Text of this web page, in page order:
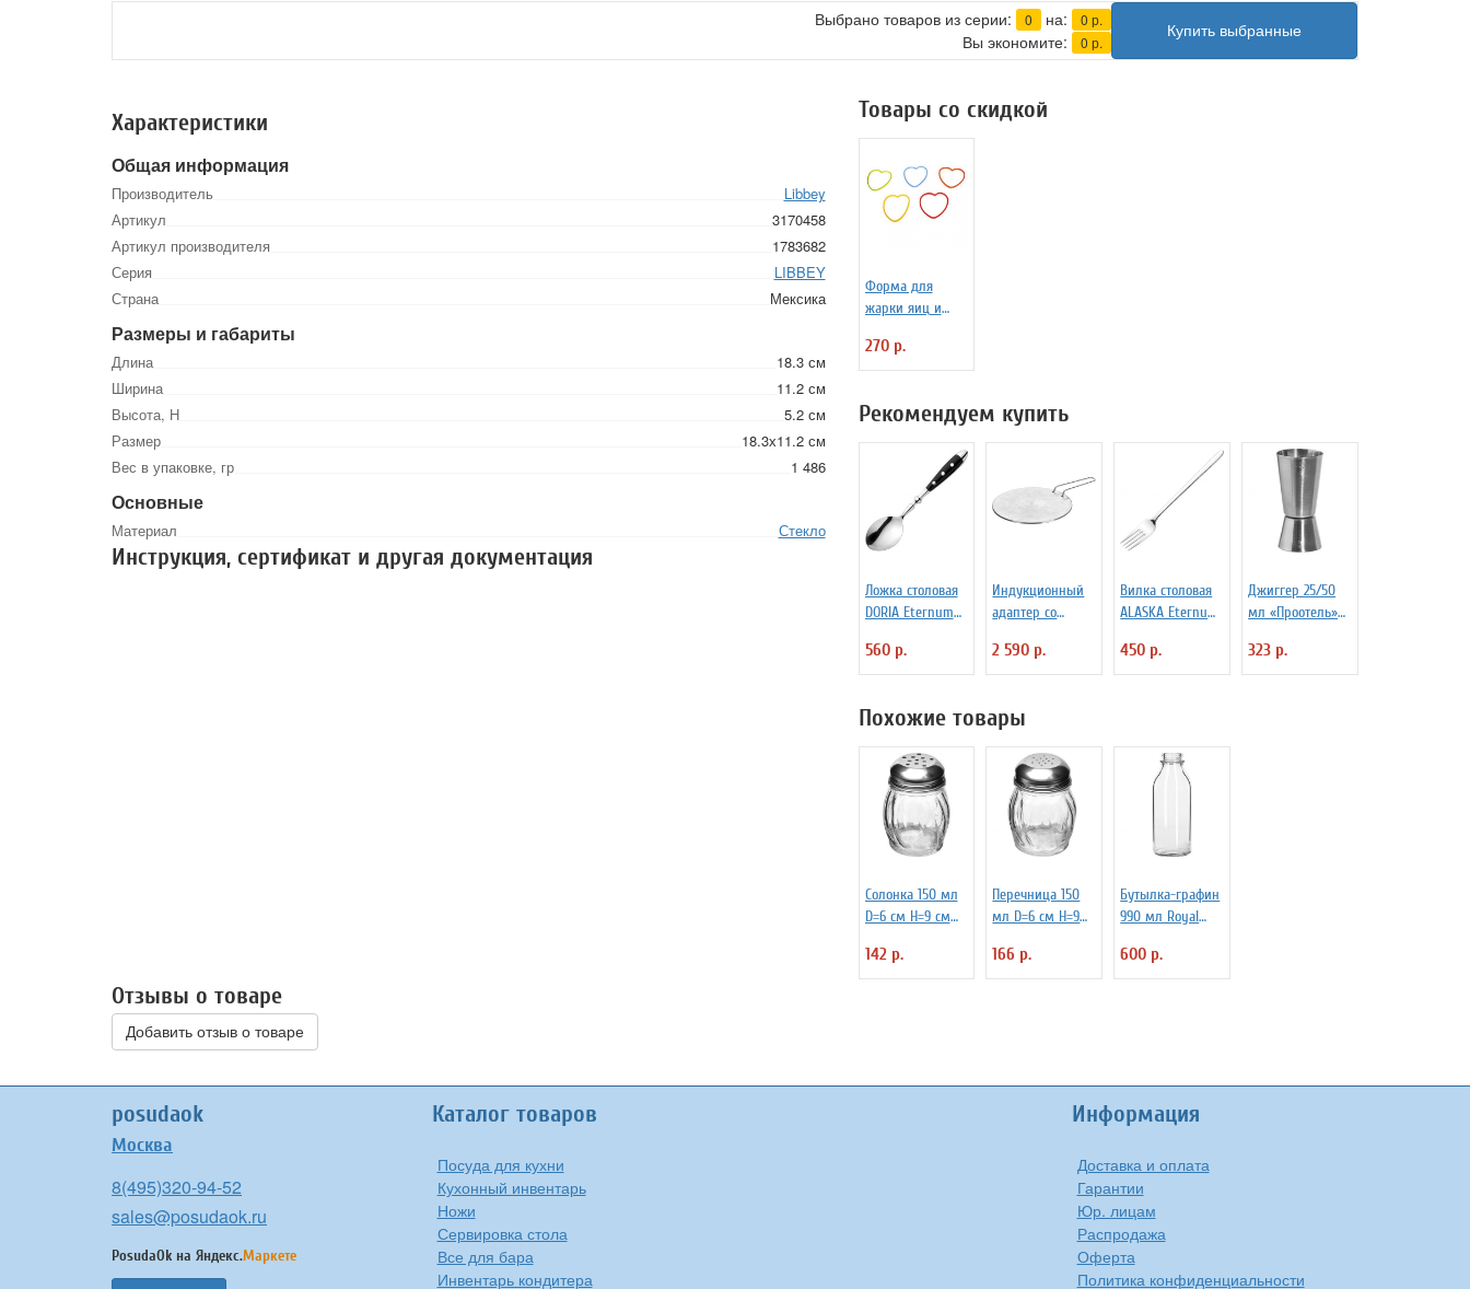
Выбрано товаров из серии: 0 на: 0 р.
Вы экономите: 0 р.
Купить выбранные
Характеристики
Общая информация
Производитель
Libbey
Артикул
3170458
Артикул производителя
1783682
Серия
LIBBEY
Страна
Мексика
Размеры и габариты
Длина
18.3 см
Ширина
11.2 см
Высота, Н
5.2 см
Размер
18.3х11.2 см
Вес в упаковке, гр
1 486
Основные
Материал Стекло
Инструкция, сертификат и другая документация
Товары со скидкой
Форма для
жарки яиц и
силиконовая
Любовь
270 р.
Рекомендуем купить
Ложка столовая
DORIA Eternum
560 р.
Индукционный
адаптер со
D=22.5 см
Frabosk 7050209
2 590 р.
Вилка столовая
ALASKA Eternum
450 р.
Джиггер 25/50
мл «Проотель»
H=90 мм B=40
мм ProHotel
323 р.
Похожие товары
Солонка 150 мл
D=6 см H=9 см
3170168
142 р.
Перечница 150
мл D=6 см H=9
3170250
166 р.
Бутылка-графин
990 мл Royal
600 р.
Отзывы о товаре
Добавить отзыв о товаре
posudaok
Москва
8(495)320-94-52
sales@posudaok.ru
PosudaOk на Яндекс.Маркете
Каталог товаров
Посуда для кухни
Кухонный инвентарь
Ножи
Сервировка стола
Все для бара
Инвентарь кондитера
Информация
Доставка и оплата
Гарантии
Юр. лицам
Распродажа
Оферта
Политика конфиденциальности